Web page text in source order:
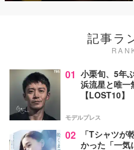
記事ラ
01 小栗旬、5年
浜流星と唯一
【LOST10】
モデルプレス
02
「Tシャツが
かった「一気